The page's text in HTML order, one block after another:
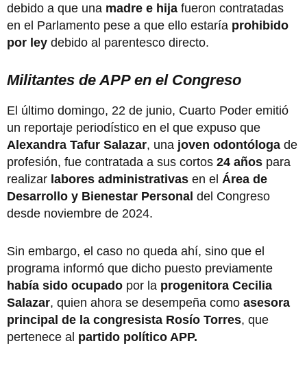
debido a que una madre e hija fueron contratadas
en el Parlamento pese a que ello estaría prohibido
por ley debido al parentesco directo.
Militantes de APP en el Congreso
El último domingo, 22 de junio, Cuarto Poder emitió
un reportaje periodístico en el que expuso que
Alexandra Tafur Salazar, una joven odontóloga de
profesión, fue contratada a sus cortos 24 años para
realizar labores administrativas en el Área de
Desarrollo y Bienestar Personal del Congreso
desde noviembre de 2024.
Sin embargo, el caso no queda ahí, sino que el
programa informó que dicho puesto previamente
había sido ocupado por la progenitora Cecilia
Salazar, quien ahora se desempeña como asesora
principal de la congresista Rosío Torres, que
pertenece al partido político APP.